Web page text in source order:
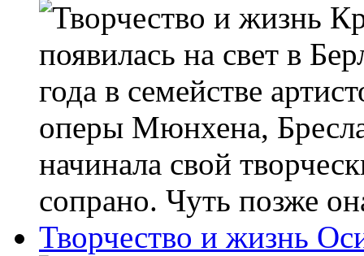
появилась на свет в
года в семействе
оперы Мюнхена,
начинала свой
сопрано. Чуть позже
Творчество и жизнь